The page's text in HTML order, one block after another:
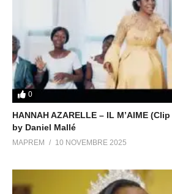
0
HANNAH AZARELLE – IL M’AIME
by Daniel Mallé
MAPREM 10 NOVEMBRE 2025